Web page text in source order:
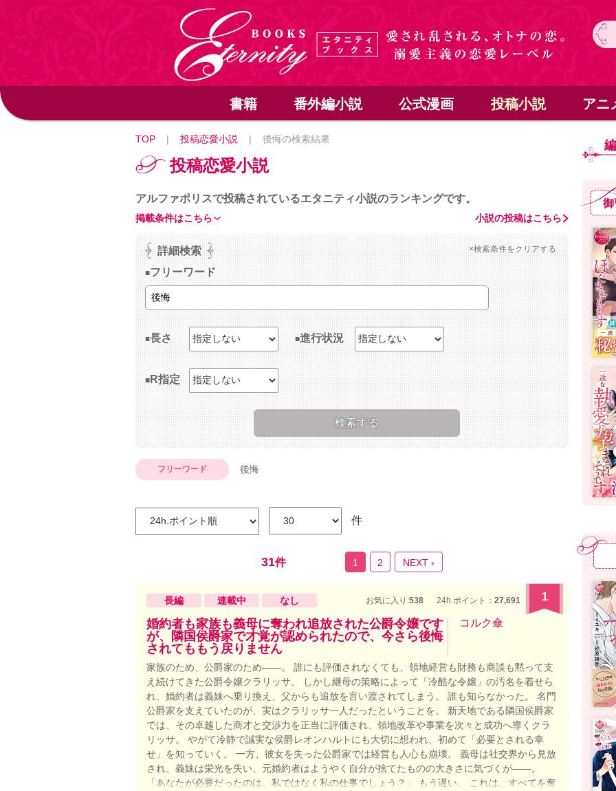
書籍 番外編小説 公式漫画 投稿小説 アニ
TOP | 投稿恋愛小説 | 後悔の検索結果
投稿恋愛小説
アルファポリスで投稿されているエタニティ小説のランキングです。
小説の投稿はこちら
掲載条件はこちら
詳細検索 ×検索条件をクリアする
フリーワード
長さ 進行状況
R指定
フリーワード 後悔
件
31件 1 2 NEXT ›
長編 連載中 なし お気に入り:538 24h.ポイント： 27,691 1
婚約者も家族も義母に奪われ追放された公爵令嬢です
が、隣国侯爵家で才覚が認められたので、今さら後悔
されてももう戻りません
コルク傘
家族のため、公爵家のため――。 誰にも評価されなくても、領地経営も財務も商談も黙って支
え続けてきた公爵令嬢クラリッサ。 しかし継母の策略によって「冷酷な令嬢」の汚名を着せら
れ、婚約者は義妹へ乗り換え、父からも追放を言い渡されてしまう。 誰も知らなかった。 名門
公爵家を支えていたのが、実はクラリッサ一人だったということを。 新天地である隣国侯爵家
では、その卓越した商才と交渉力を正当に評価され、領地改革や事業を次々と成功へ導くクラ
リッサ。 やがて冷静で誠実な侯爵レオンハルトにも大切に想われ、初めて「必要とされる幸
せ」を知っていく。 一方、彼女を失った公爵家では経営も人心も崩壊。 義母は社交界から見放
され、義妹は栄光を失い、元婚約者はようやく自分が捨てたものの大きさに気づくが――。
「あなたが必要だったのは、私ではなく私の仕事でしょう？」 もう遅い。 これは、すべてを奪